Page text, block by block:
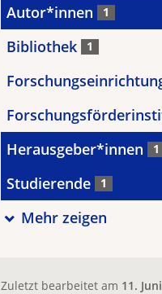
Autor*innen 1
Bibliothek 1
Herausgeber*innen 1
Studierende 1
Mehr zeigen
Zuletzt bearbeitet am 11.